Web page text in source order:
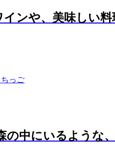
インや、美味しい
っご
の中にいるよう